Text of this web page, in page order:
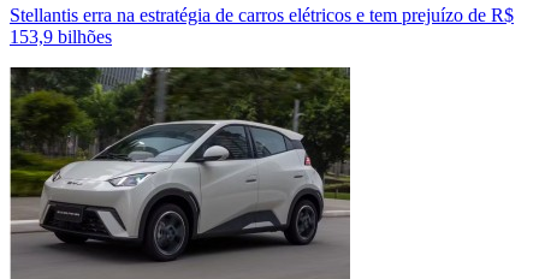
Stellantis erra na estratégia de carros elétricos e tem prejuízo de R$
153,9 bilhões